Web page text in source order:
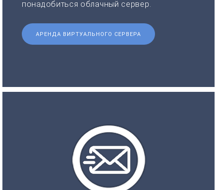
понадобиться облачный сервер.
АРЕНДА ВИРТУАЛЬНОГО СЕРВЕРА